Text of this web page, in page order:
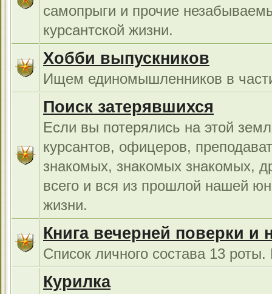
самопрыги и прочие
курсантской жизни.
Хобби выпускников
Ищем единомышленников в
Поиск затерявшихся
Если вы потерялись на этой
курсантов, офицеров,
знакомых, знакомых знакомых,
всего и вся из прошлой нашей
жизни.
Книга вечерней поверки и
Список личного состава 13
Курилка